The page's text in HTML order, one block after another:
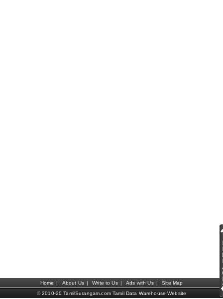
Home | About Us | Write to Us | Ads with Us |
Site Map
© 2010-20 TamilSurangam.com Tamil Data Warehouse Website